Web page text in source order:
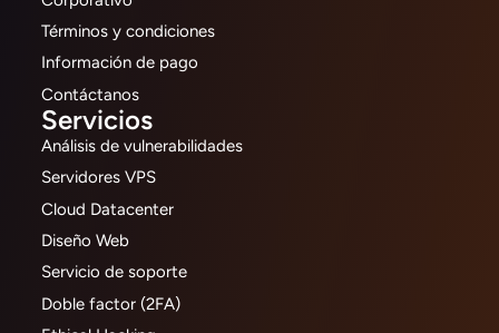
Términos y condiciones
Información de pago
Contáctanos
Servicios
Análisis de vulnerabilidades
Servidores VPS
Cloud Datacenter
Diseño Web
Servicio de soporte
Doble factor (2FA)